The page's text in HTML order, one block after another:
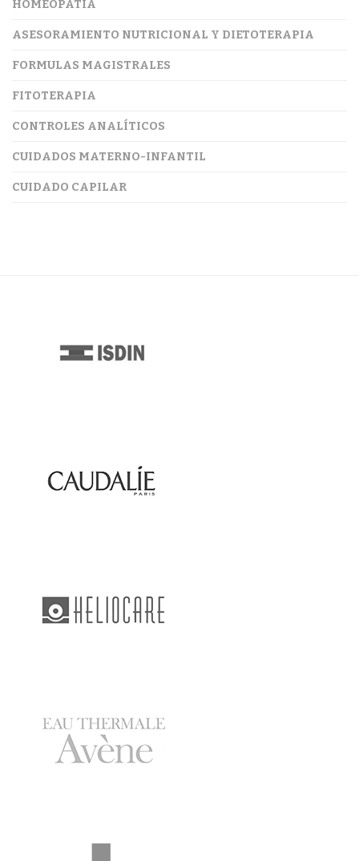
HOMEOPATÍA
ASESORAMIENTO NUTRICIONAL Y DIETOTERAPIA
FORMULAS MAGISTRALES
FITOTERAPIA
CONTROLES ANALÍTICOS
CUIDADOS MATERNO-INFANTIL
CUIDADO CAPILAR